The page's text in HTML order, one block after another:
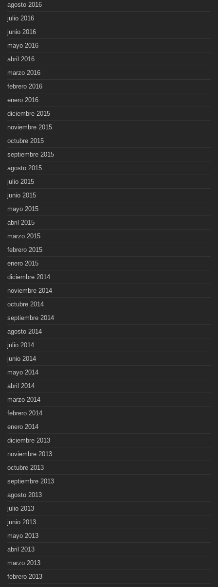
agosto 2016
julio 2016
junio 2016
mayo 2016
abril 2016
marzo 2016
febrero 2016
enero 2016
diciembre 2015
noviembre 2015
octubre 2015
septiembre 2015
agosto 2015
julio 2015
junio 2015
mayo 2015
abril 2015
marzo 2015
febrero 2015
enero 2015
diciembre 2014
noviembre 2014
octubre 2014
septiembre 2014
agosto 2014
julio 2014
junio 2014
mayo 2014
abril 2014
marzo 2014
febrero 2014
enero 2014
diciembre 2013
noviembre 2013
octubre 2013
septiembre 2013
agosto 2013
julio 2013
junio 2013
mayo 2013
abril 2013
marzo 2013
febrero 2013